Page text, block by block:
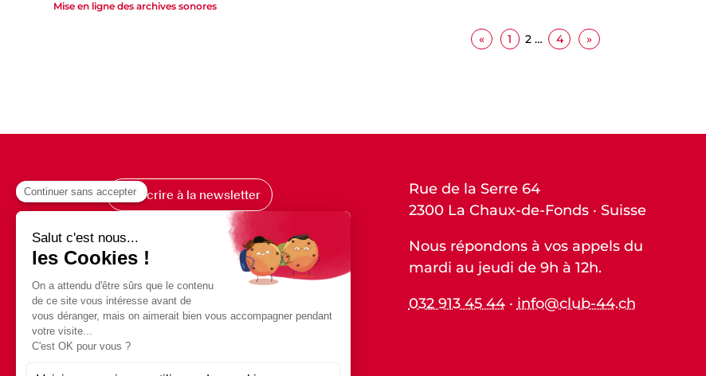
Mise en ligne des archives sonores
« 1 2 … 4 »
S’inscrire à la newsletter
Rue de la Serre 64
2300 La Chaux-de-Fonds · Suisse
Nous répondons à vos appels du
mardi au jeudi de 9h à 12h.
032 913 45 44· info@club-44.ch